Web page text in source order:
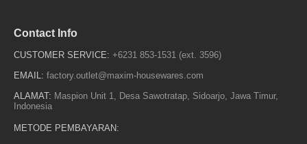
Contact Info
CUSTOMER SERVICE: +6231 853-1531 (ext. 3596)
EMAIL: factory.outlet@maxim-housewares.com
ALAMAT: Maspion Unit 1, Desa Sawotratap, Sidoarjo, Jawa Timur,
Indonesia
METODE PEMBAYARAN: